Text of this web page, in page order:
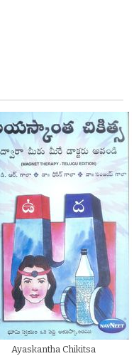
Ayaskantha Chikitsa